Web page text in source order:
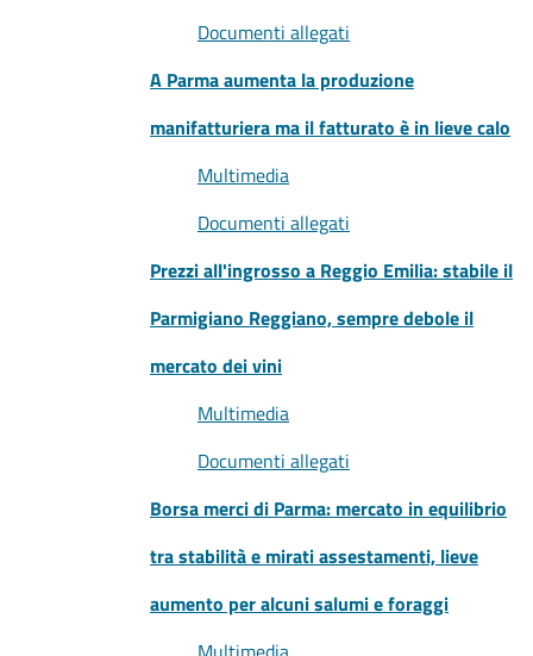
Documenti allegati
A Parma aumenta la produzione
manifatturiera ma il fatturato è in lieve calo
Multimedia
Documenti allegati
Prezzi all'ingrosso a Reggio Emilia: stabile il
Parmigiano Reggiano, sempre debole il
mercato dei vini
Multimedia
Documenti allegati
Borsa merci di Parma: mercato in equilibrio
tra stabilità e mirati assestamenti, lieve
aumento per alcuni salumi e foraggi